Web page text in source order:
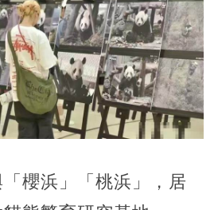
櫻浜」「桃浜」，居